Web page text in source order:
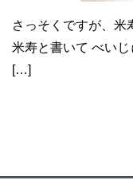
さっそくですが、米
米寿と書いて べい
[…]